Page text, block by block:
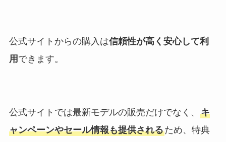
公式サイトからの購入は信頼性が高く安心して利
用 できます。
公式サイトでは最新モデルの販売だけでなく、 キ
ャンペーンやセール情報も提供されるため、特典